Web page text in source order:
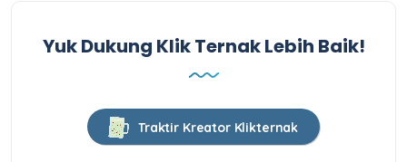
Yuk Dukung Klik Ternak Lebih Baik!
Traktir Kreator Klikternak